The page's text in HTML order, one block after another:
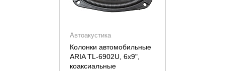
Автоакустика
Колонки автомобильные
ARIA TL-6902U, 6х9",
коаксиальные